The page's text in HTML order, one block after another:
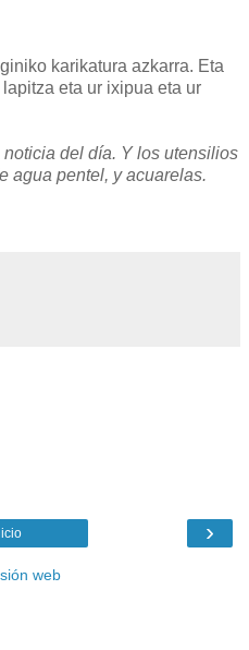
karikatura azkarra. Eta
eta ur ixipua eta ur
del día. Y los utensilios
agua pentel, y acuarelas.
›
web